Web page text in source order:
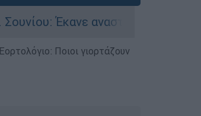
Έκανε αναστροφή ο οδηγός -
Ποιοι γιορτάζουν